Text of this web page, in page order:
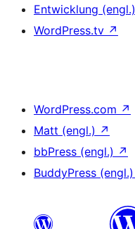
Entwicklung (engl.)
WordPress.tv ↗
WordPress.com ↗
Matt (engl.) ↗
bbPress (engl.) ↗
BuddyPress (engl.)